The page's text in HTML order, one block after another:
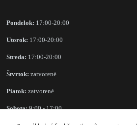
Pondelok: 17:00-20:00
Utorok: 17:00-20:00
Streda: 17:00-20:00
Štvrtok: zatvorené
Piatok: zatvorené
Sobota:9:00 - 17:00